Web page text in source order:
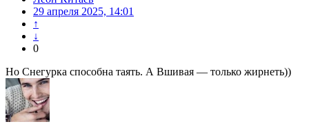
29 апреля 2025, 14:01
↑
↓
0
Но Снегурка способна таять. А Вшивая — только жирнеть))